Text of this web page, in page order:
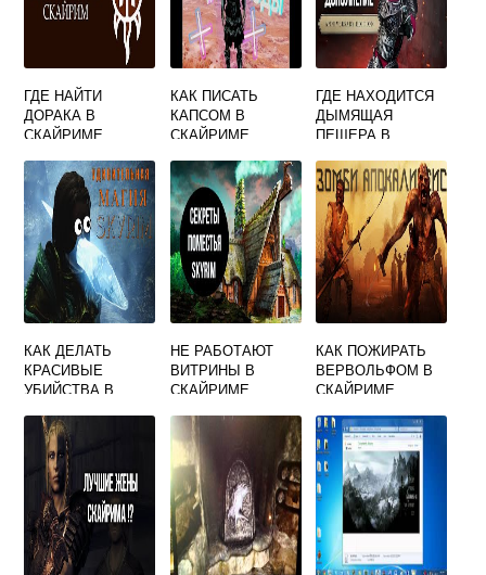
ГДЕ НАЙТИ
ДОРАКА В
СКАЙРИМЕ
КАК ПИСАТЬ
КАПСОМ В
СКАЙРИМЕ
ГДЕ НАХОДИТСЯ
ДЫМЯЩАЯ
ПЕЩЕРА В
КАК ДЕЛАТЬ
КРАСИВЫЕ
УБИЙСТВА В
НЕ РАБОТАЮТ
ВИТРИНЫ В
СКАЙРИМЕ
КАК ПОЖИРАТЬ
ВЕРВОЛЬФОМ В
СКАЙРИМЕ